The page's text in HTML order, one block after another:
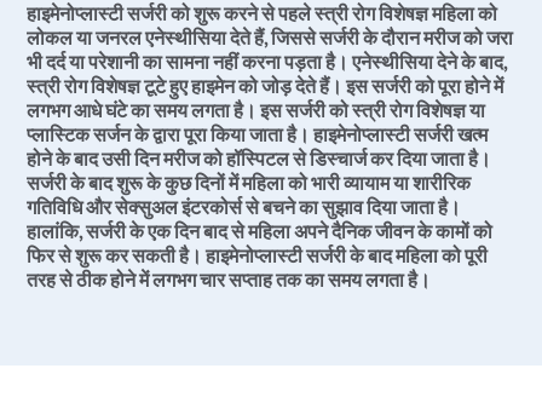
हाइमेनोप्लास्टी सर्जरी को शुरू करने से पहले स्त्री रोग विशेषज्ञ महिला को
लोकल या जनरल एनेस्थीसिया देते हैं, जिससे सर्जरी के दौरान मरीज को जरा
भी दर्द या परेशानी का सामना नहीं करना पड़ता है। एनेस्थीसिया देने के बाद,
स्त्री रोग विशेषज्ञ टूटे हुए हाइमेन को जोड़ देते हैं। इस सर्जरी को पूरा होने में
लगभग आधे घंटे का समय लगता है। इस सर्जरी को स्त्री रोग विशेषज्ञ या
प्लास्टिक सर्जन के द्वारा पूरा किया जाता है। हाइमेनोप्लास्टी सर्जरी खत्म
होने के बाद उसी दिन मरीज को हॉस्पिटल से डिस्चार्ज कर दिया जाता है।
सर्जरी के बाद शुरू के कुछ दिनों में महिला को भारी व्यायाम या शारीरिक
गतिविधि और सेक्सुअल इंटरकोर्स से बचने का सुझाव दिया जाता है।
हालांकि, सर्जरी के एक दिन बाद से महिला अपने दैनिक जीवन के कामों को
फिर से शुरू कर सकती है। हाइमेनोप्लास्टी सर्जरी के बाद महिला को पूरी
तरह से ठीक होने में लगभग चार सप्ताह तक का समय लगता है।